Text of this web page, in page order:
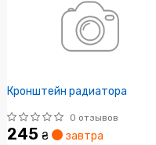
Кронштейн радиатора
0 отзывов
245 ₴ завтра